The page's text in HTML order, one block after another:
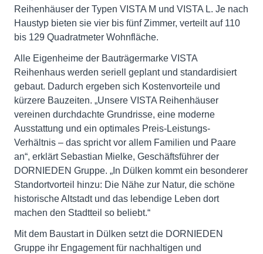
Reihenhäuser der Typen VISTA M und VISTA L. Je nach
Haustyp bieten sie vier bis fünf Zimmer, verteilt auf 110
bis 129 Quadratmeter Wohnfläche.
Alle Eigenheime der Bauträgermarke VISTA
Reihenhaus werden seriell geplant und standardisiert
gebaut. Dadurch ergeben sich Kostenvorteile und
kürzere Bauzeiten. „Unsere VISTA Reihenhäuser
vereinen durchdachte Grundrisse, eine moderne
Ausstattung und ein optimales Preis-Leistungs-
Verhältnis – das spricht vor allem Familien und Paare
an“, erklärt Sebastian Mielke, Geschäftsführer der
DORNIEDEN Gruppe. „In Dülken kommt ein besonderer
Standortvorteil hinzu: Die Nähe zur Natur, die schöne
historische Altstadt und das lebendige Leben dort
machen den Stadtteil so beliebt.“
Mit dem Baustart in Dülken setzt die DORNIEDEN
Gruppe ihr Engagement für nachhaltigen und